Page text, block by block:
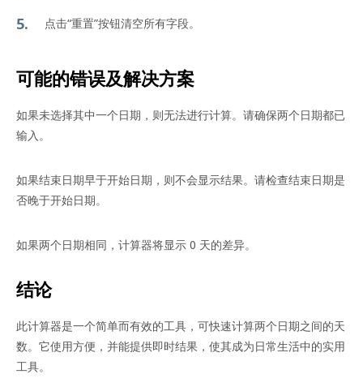
点击“重置”按钮清空所有字段。
可能的错误及解决方案
如果未选择其中一个日期，则无法进行计算。请确保两个日期都已
输入。
如果结束日期早于开始日期，则不会显示结果。请检查结束日期是
否晚于开始日期。
如果两个日期相同，计算器将显示 0 天的差异。
结论
此计算器是一个简单而有效的工具，可快速计算两个日期之间的天
数。它使用方便，并能提供即时结果，使其成为日常生活中的实用
工具。